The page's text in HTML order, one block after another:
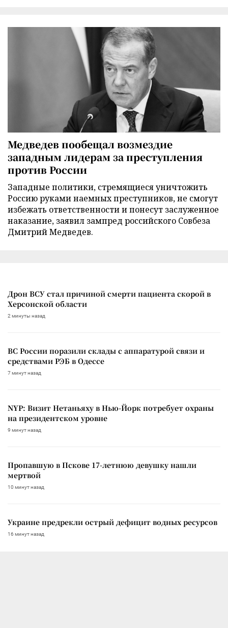
Медведев пообещал возмездие
западным лидерам за преступления
против России
Западные политики, стремящиеся уничтожить
Россию руками наемных преступников, не смогут
избежать ответственности и понесут заслуженное
наказание, заявил зампред российского Совбеза
Дмитрий Медведев.
Дрон ВСУ стал причиной смерти пациента скорой в
Херсонской области
2 минуты назад
ВС России поразили склады с аппаратурой связи и
средствами РЭБ в Одессе
7 минут назад
NYP: Визит Нетаньяху в Нью-Йорк потребует охраны
на президентском уровне
9 минут назад
Пропавшую в Пскове 17-летнюю девушку нашли
мертвой
10 минут назад
Украине предрекли острый дефицит водных ресурсов
16 минут назад